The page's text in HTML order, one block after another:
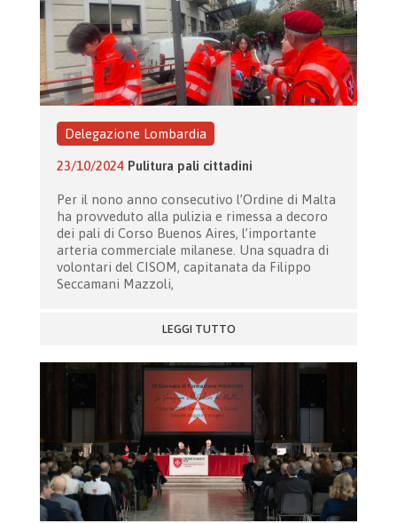
Delegazione Lombardia
23/10/2024 Pulitura pali cittadini
Per il nono anno consecutivo l’Ordine di Malta
ha provveduto alla pulizia e rimessa a decoro
dei pali di Corso Buenos Aires, l’importante
arteria commerciale milanese. Una squadra di
volontari del CISOM, capitanata da Filippo
Seccamani Mazzoli,
LEGGI TUTTO